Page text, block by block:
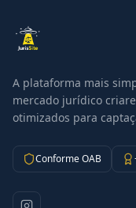
A plataforma mais
mercado jurídico
otimizados para
Conforme OAB